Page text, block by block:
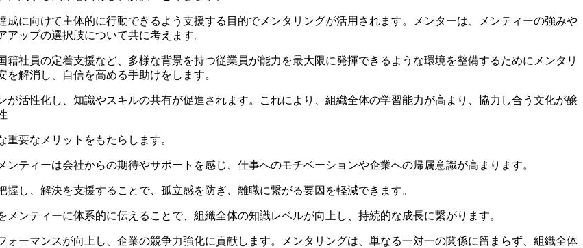
に向けて主体的に行動できるよう支援する目的でメンタリングが活用されます。メンターは、メンティーの強みや
ップの選択肢について共に考えます。
籍社員の定着支援など、多様な背景を持つ従業員が能力を最大限に発揮できるような環境を整備するためにメンタリ
解消し、自信を高める手助けをします。
活性化し、知識やスキルの共有が促進されます。これにより、組織全体の学習能力が高まり、協力し合う文化が醸
要なメリットをもたらします。
ティーは会社からの期待やサポートを感じ、仕事へのモチベーションや企業への帰属意識が高まります。
し、解決を支援することで、孤立感を防ぎ、離職に繋がる要因を軽減できます。
ンティーに体系的に伝えることで、組織全体の知識レベルが向上し、持続的な成長に繋がります。
ーマンスが向上し、企業の競争力強化に貢献します。メンタリングは、単なる一対一の関係に留まらず、組織全体